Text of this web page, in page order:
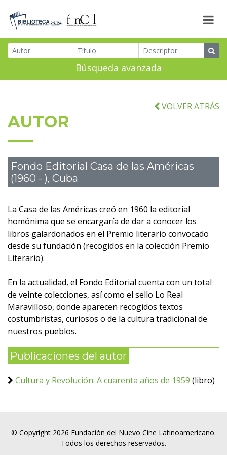
Búsqueda avanzada
VOLVER ATRÁS
AUTOR
Fondo Editorial Casa de las Américas
(1960 - ), Cuba
La Casa de las Américas creó en 1960 la editorial
homónima que se encargaría de dar a conocer los
libros galardonados en el Premio literario convocado
desde su fundación (recogidos en la colección Premio
Literario).
En la actualidad, el Fondo Editorial cuenta con un total
de veinte colecciones, así como el sello Lo Real
Maravilloso, donde aparecen recogidos textos
costumbristas, curiosos o de la cultura tradicional de
nuestros pueblos.
Publicaciones del autor
Cultura y Revolución: A cuarenta años de 1959 (libro)
© Copyright 2026 Fundación del Nuevo Cine Latinoamericano.
Todos los derechos reservados.